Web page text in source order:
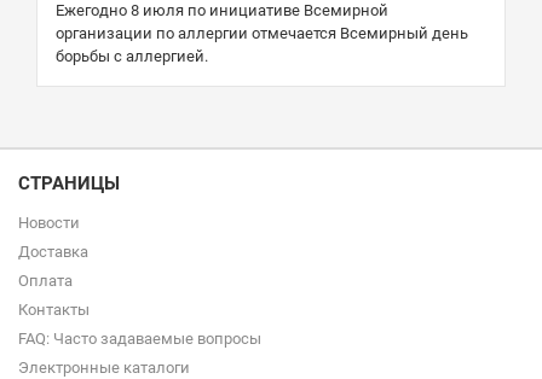
Ежегодно 8 июля по инициативе Всемирной
организации по аллергии отмечается Всемирный день
борьбы с аллергией.
СТРАНИЦЫ
Новости
Доставка
Оплата
Контакты
FAQ: Часто задаваемые вопросы
Электронные каталоги